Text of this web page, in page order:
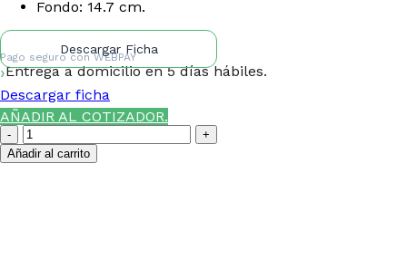
Fondo: 14.7 cm.
Descargar Ficha
Pago seguro conWEBPAY
Entrega a domicilio en 5 días hábiles.
Descargar ficha
AÑADIR AL COTIZADOR.
Depósito
Gastronómico
Con
Añadir al carrito